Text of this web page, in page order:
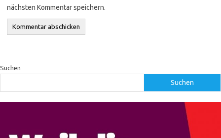
nächsten Kommentar speichern.
Suchen
Suchen